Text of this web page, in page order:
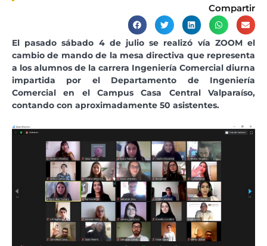
Compartir
El pasado sábado 4 de julio se realizó vía ZOOM el
cambio de mando de la mesa directiva que representa
a los alumnos de la carrera Ingeniería Comercial diurna
impartida por el Departamento de Ingeniería
Comercial en el Campus Casa Central Valparaíso,
contando con aproximadamente 50 asistentes.